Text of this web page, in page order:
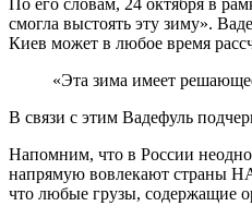
По его словам, 24 октября в
смогла выстоять эту зиму».
Киев может в любое время
«Эта зима имеет
В связи с этим Вадефуль
Напомним, что в России
напрямую вовлекают страны
что любые грузы, содержащие